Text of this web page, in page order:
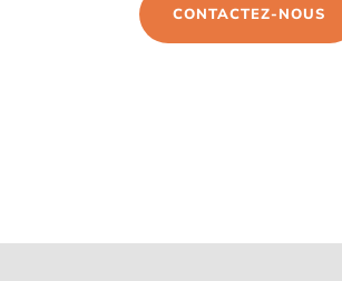
CONTACTEZ-NOUS